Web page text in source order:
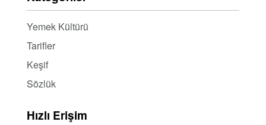
Yemek Kültürü
Tarifler
Keşif
Sözlük
Hızlı Erişim